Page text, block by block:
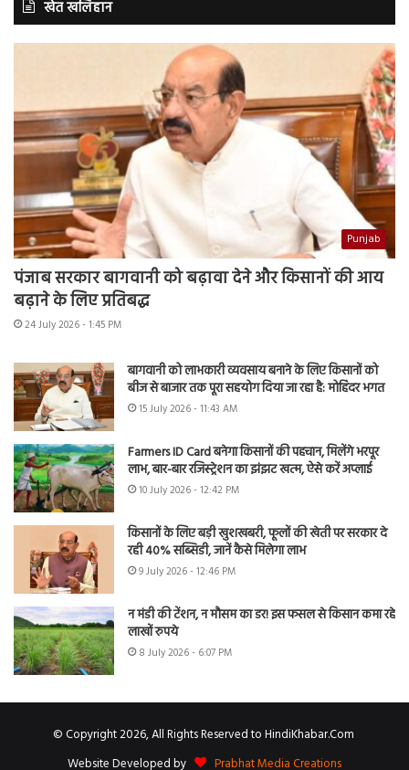
खेत खलिहान
Punjab
पंजाब सरकार बागवानी को बढ़ावा देने और किसानों की आय
बढ़ाने के लिए प्रतिबद्ध
24 July 2026 - 1:45 PM
बागवानी को लाभकारी व्यवसाय बनाने के लिए किसानों को
बीज से बाजार तक पूरा सहयोग दिया जा रहा है: मोहिंदर भगत
15 July 2026 - 11:43 AM
Farmers ID Card बनेगा किसानों की पहचान, मिलेंगे भरपूर
लाभ, बार-बार रजिस्ट्रेशन का झंझट खत्म, ऐसे करें अप्लाई
10 July 2026 - 12:42 PM
किसानों के लिए बड़ी खुशखबरी, फूलों की खेती पर सरकार दे
रही 40% सब्सिडी, जानें कैसे मिलेगा लाभ
9 July 2026 - 12:46 PM
न मंडी की टेंशन, न मौसम का डर! इस फसल से किसान कमा रहे
लाखों रुपये
8 July 2026 - 6:07 PM
© Copyright 2026, All Rights Reserved to HindiKhabar.Com
Website Developed by
Prabhat Media Creations